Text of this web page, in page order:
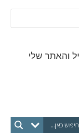
והאתר שלי